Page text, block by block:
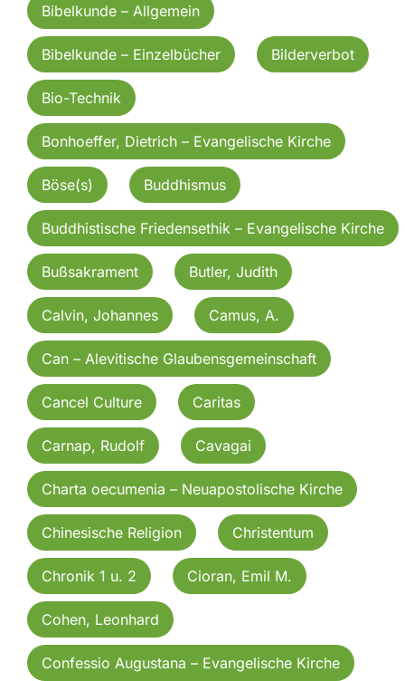
Bibelkunde – Allgemein
Bibelkunde – Einzelbücher Bilderverbot
Bio-Technik
Bonhoeffer, Dietrich – Evangelische Kirche
Böse(s) Buddhismus
Buddhistische Friedensethik – Evangelische Kirche
Bußsakrament Butler, Judith
Calvin, Johannes Camus, A.
Can – Alevitische Glaubensgemeinschaft
Cancel Culture Caritas
Carnap, Rudolf Cavagai
Charta oecumenia – Neuapostolische Kirche
Chinesische Religion Christentum
Chronik 1 u. 2 Cioran, Emil M.
Cohen, Leonhard
Confessio Augustana – Evangelische Kirche